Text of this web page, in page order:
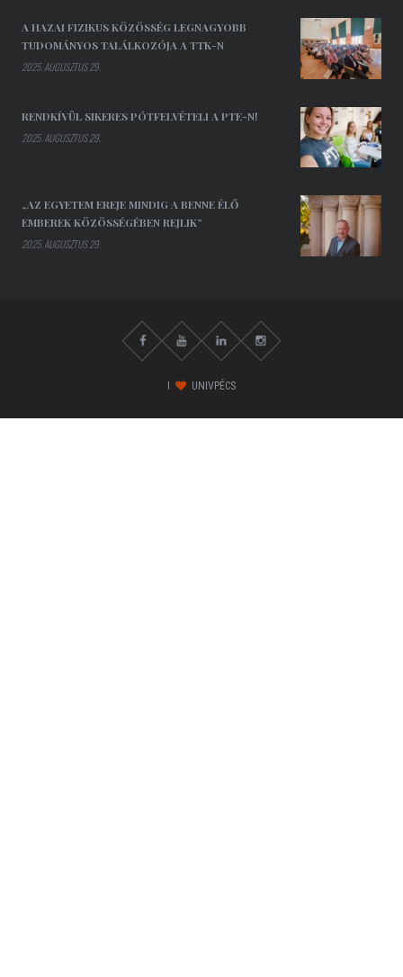
A HAZAI FIZIKUS KÖZÖSSÉG LEGNAGYOBB
TUDOMÁNYOS TALÁLKOZÓJA A TTK-N
2025. AUGUSZTUS 29.
RENDKÍVÜL SIKERES PÓTFELVÉTELI A PTE-N!
2025. AUGUSZTUS 29.
„AZ EGYETEM EREJE MINDIG A BENNE ÉLŐ
EMBEREK KÖZÖSSÉGÉBEN REJLIK”
2025. AUGUSZTUS 29.
I UNIVPÉCS